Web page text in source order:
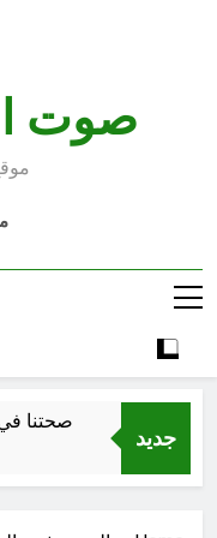
صوت
جديد
صحتنا